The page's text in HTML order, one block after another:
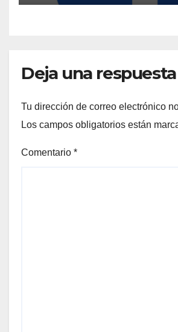
Deja una respuesta
Tu dirección de correo electrónico
Los campos obligatorios están
Comentario *